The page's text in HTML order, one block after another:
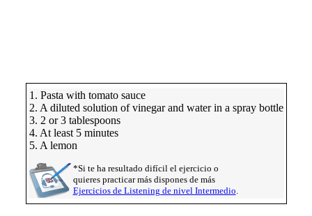
1. Pasta with tomato sauce
2. A diluted solution of vinegar and water in a spray bottle
3. 2 or 3 tablespoons
4. At least 5 minutes
5. A lemon
*Si te ha resultado difícil el ejercicio o
quieres practicar más dispones de más
Ejercicios de Listening de nivel Intermedio.